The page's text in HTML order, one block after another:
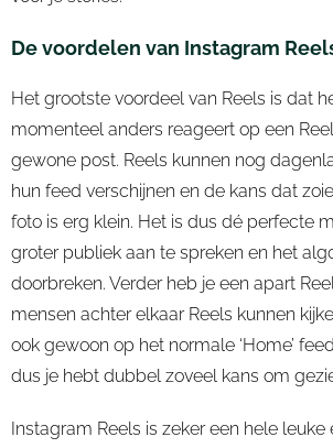
De voordelen van Instagram
Het grootste voordeel van Reels is dat
momenteel anders reageert op een
gewone post. Reels kunnen nog
hun feed verschijnen en de kans dat
foto is erg klein. Het is dus dé perfecte
groter publiek aan te spreken en het
doorbreken. Verder heb je een apart
mensen achter elkaar Reels kunnen
ook gewoon op het normale ‘Home’
dus je hebt dubbel zoveel kans om
Instagram Reels is zeker een hele leuke